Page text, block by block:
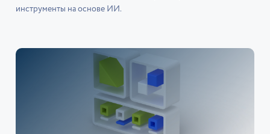
инструменты на основе ИИ.